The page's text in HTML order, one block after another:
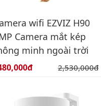
wifi EZVIZ H90
Camera mắt kép
minh ngoài trời
bán: Giá gốc:
2,530,000đ